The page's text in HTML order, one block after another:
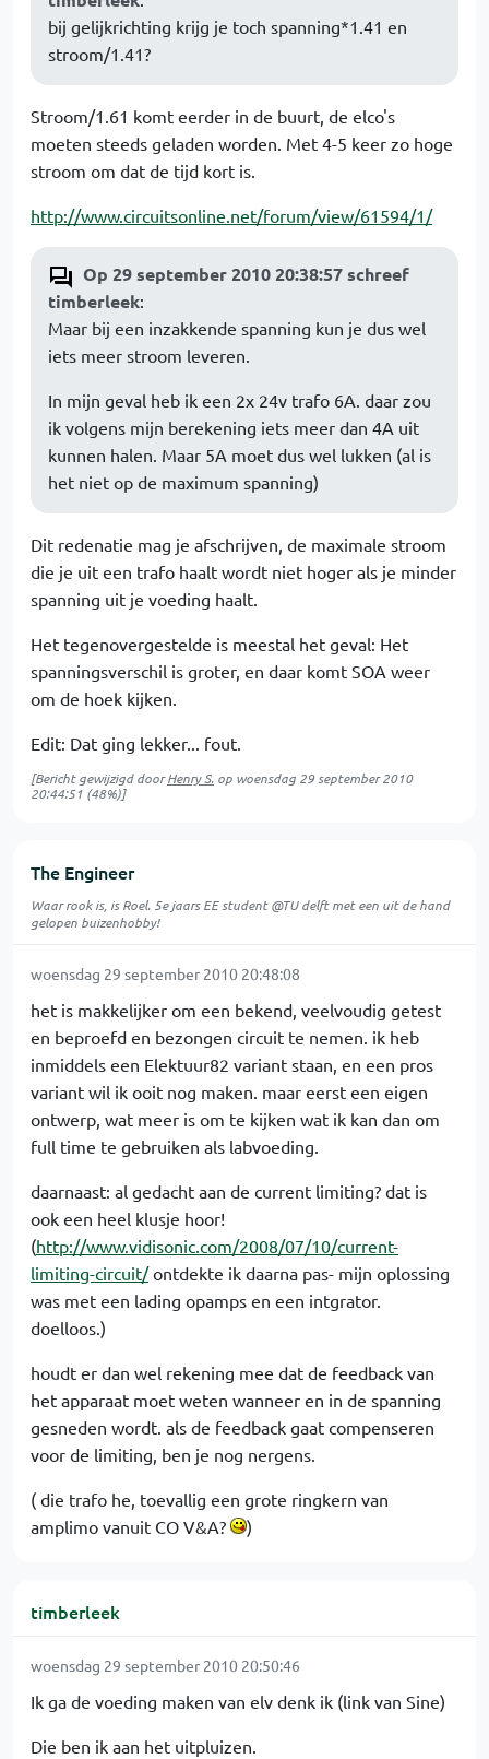
bij gelijkrichting krijg je toch spanning*1.41 en
stroom/1.41?
Stroom/1.61 komt eerder in de buurt, de elco's
moeten steeds geladen worden. Met 4-5 keer zo hoge
stroom om dat de tijd kort is.
http://www.circuitsonline.net/forum/view/61594/1/
Op 29 september 2010 20:38:57 schreef
timberleek:
Maar bij een inzakkende spanning kun je dus wel
iets meer stroom leveren.
In mijn geval heb ik een 2x 24v trafo 6A. daar zou
ik volgens mijn berekening iets meer dan 4A uit
kunnen halen. Maar 5A moet dus wel lukken (al is
het niet op de maximum spanning)
Dit redenatie mag je afschrijven, de maximale stroom
die je uit een trafo haalt wordt niet hoger als je minder
spanning uit je voeding haalt.
Het tegenovergestelde is meestal het geval: Het
spanningsverschil is groter, en daar komt SOA weer
om de hoek kijken.
Edit: Dat ging lekker... fout.
[Bericht gewijzigd doorHenry S. op woensdag 29 september 2010
20:44:51 (48%)]
The Engineer
Waar rook is, is Roel. 5e jaars EE student @TU delft met een uit de hand
gelopen buizenhobby!
woensdag 29 september 2010 20:48:08
het is makkelijker om een bekend, veelvoudig getest
en beproefd en bezongen circuit te nemen. ik heb
inmiddels een Elektuur82 variant staan, en een pros
variant wil ik ooit nog maken. maar eerst een eigen
ontwerp, wat meer is om te kijken wat ik kan dan om
full time te gebruiken als labvoeding.
daarnaast: al gedacht aan de current limiting? dat is
ook een heel klusje hoor!
(http://www.vidisonic.com/2008/07/10/current-
limiting-circuit/ontdekte ik daarna pas- mijn oplossing
was met een lading opamps en een intgrator.
doelloos.)
houdt er dan wel rekening mee dat de feedback van
het apparaat moet weten wanneer en in de spanning
gesneden wordt. als de feedback gaat compenseren
voor de limiting, ben je nog nergens.
( die trafo he, toevallig een grote ringkern van
amplimo vanuit CO V&A?
)
timberleek
woensdag 29 september 2010 20:50:46
Ik ga de voeding maken van elv denk ik (link van Sine)
Die ben ik aan het uitpluizen.